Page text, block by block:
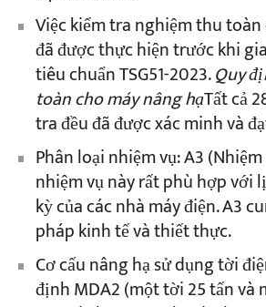
Việc kiểm tra nghiệm thu
đã được thực hiện trước khi
tiêu chuẩn TSG51-2023.Quy
toàn cho máy nâng hạTất cả
tra đều đã được xác minh và
Phân loại nhiệm vụ: A3
nhiệm vụ này rất phù hợp với
kỳ của các nhà máy điện. A3
pháp kinh tế và thiết thực.
Cơ cấu nâng hạ sử dụng tời
định MDA2 (một tời 25 tấn và